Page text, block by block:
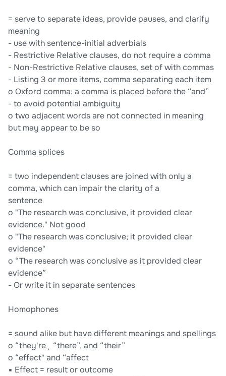
= serve to separate ideas, provide pauses, and clarify
meaning
- use with sentence-initial adverbials
- Restrictive Relative clauses, do not require a comma
- Non-Restrictive Relative clauses, set of with commas
- Listing 3 or more items, comma separating each item
o Oxford comma: a comma is placed before the “and”
- to avoid potential ambiguity
o two adjacent words are not connected in meaning
but may appear to be so
Comma splices
= two independent clauses are joined with only a
comma, which can impair the clarity of a
sentence
o "The research was conclusive, it provided clear
evidence." Not good
o "The research was conclusive; it provided clear
evidence"
o “The research was conclusive as it provided clear
evidence”
- Or write it in separate sentences
Homophones
= sound alike but have different meanings and spellings
o “they're¸ “there”, and “their”
o “effect" and “affect
▪ Effect = result or outcome